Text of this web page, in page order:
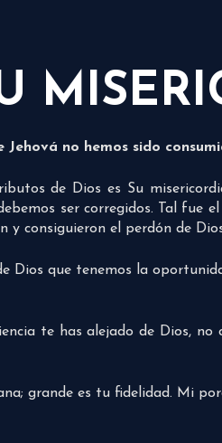
Jehová no hemos sido
de Dios es Su
ser corregidos. Tal fue
y consiguieron el perdón de
Dios que tenemos la
te has alejado de Dios,
grande es tu fidelidad. Mi